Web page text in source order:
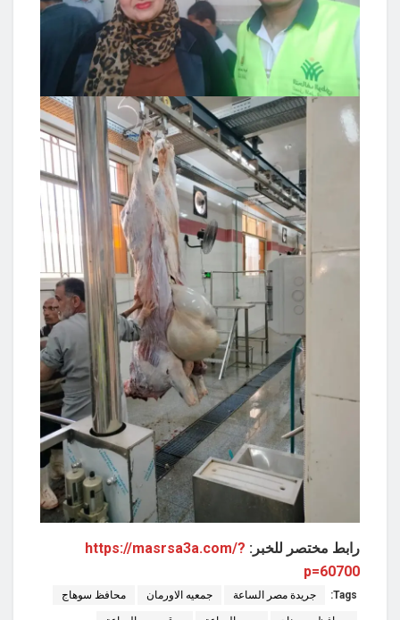
رابط مختصر للخبر: https://masrsa3a.com/?
p=60700
Tags: جريدة مصر الساعة جمعيه الاورمان محافظ سوهاج